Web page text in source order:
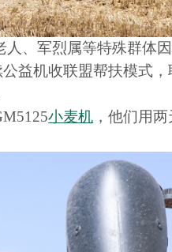
、军烈属等特殊群体
益机收联盟帮扶模式
小麦机 ，他们用